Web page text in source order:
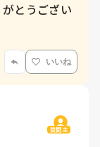
とうござい
いいね
質問主